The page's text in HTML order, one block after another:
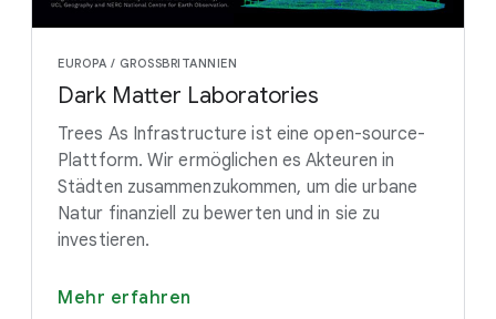
EUROPA / GROSSBRITANNIEN
Dark Matter Laboratories
Trees As Infrastructure ist eine open-source-
Plattform. Wir ermöglichen es Akteuren in
Städten zusammenzukommen, um die urbane
Natur finanziell zu bewerten und in sie zu
investieren.
Mehr erfahren